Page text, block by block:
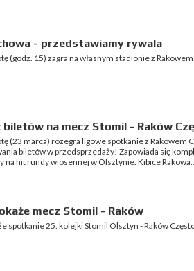
- przedstawiamy rywala
(godz. 15) zagra na własnym stadionie z
na mecz Stomil - Raków
(23 marca) rozegra ligowe spotkanie z Rakowem
biletów w przedsprzedaży! Zapowiada się
na hit rundy wiosennej w Olsztynie. Kibice
mecz Stomil - Raków
spotkanie 25. kolejki Stomil Olsztyn - Raków